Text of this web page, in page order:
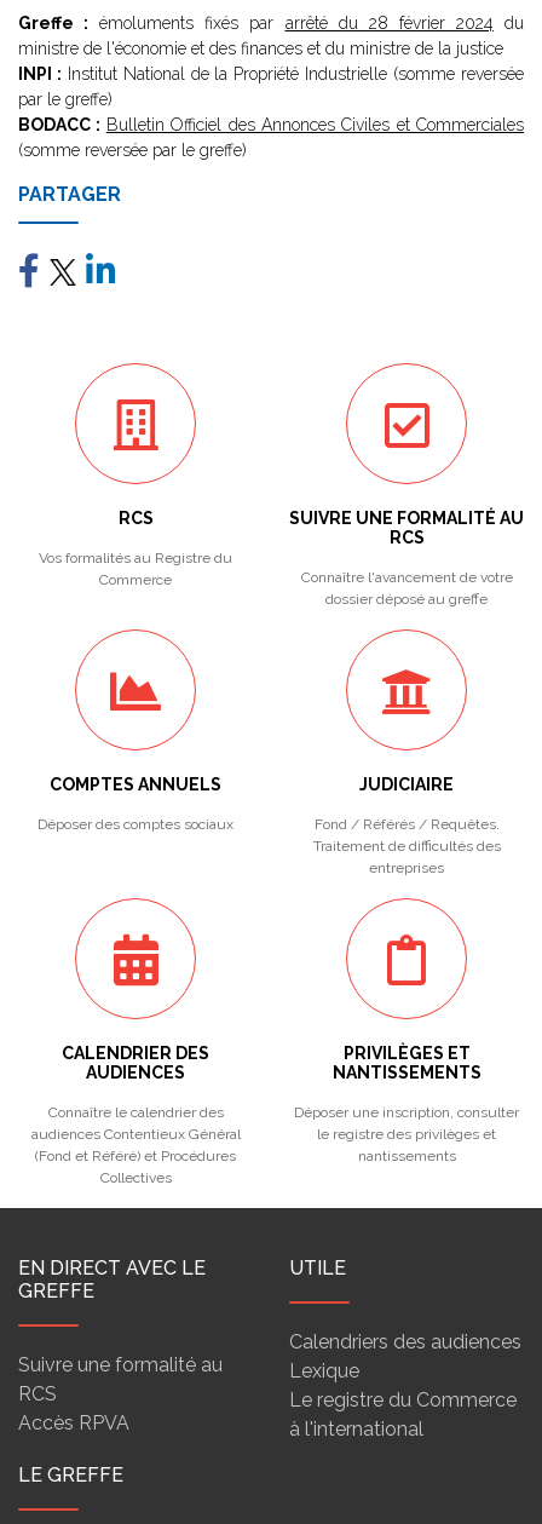
Greffe : émoluments fixés par arrêté du 28 février 2024 du
ministre de l'économie et des finances et du ministre de la justice
INPI : Institut National de la Propriété Industrielle (somme reversée
par le greffe)
BODACC : Bulletin Officiel des Annonces Civiles et Commerciales
(somme reversée par le greffe)
PARTAGER
RCS
Vos formalités au Registre du
Commerce
SUIVRE UNE FORMALITÉ AU
RCS
Connaître l'avancement de votre
dossier déposé au greffe
COMPTES ANNUELS
Déposer des comptes sociaux
JUDICIAIRE
Fond / Référés / Requêtes.
Traitement de difficultés des
entreprises
CALENDRIER DES
AUDIENCES
Connaître le calendrier des
audiences Contentieux Général
(Fond et Référé) et Procédures
Collectives
PRIVILÈGES ET
NANTISSEMENTS
Déposer une inscription, consulter
le registre des privilèges et
nantissements
EN DIRECT AVEC LE
GREFFE
Suivre une formalité au
RCS
Accès RPVA
UTILE
Calendriers des audiences
Lexique
Le registre du Commerce
à l'international
LE GREFFE